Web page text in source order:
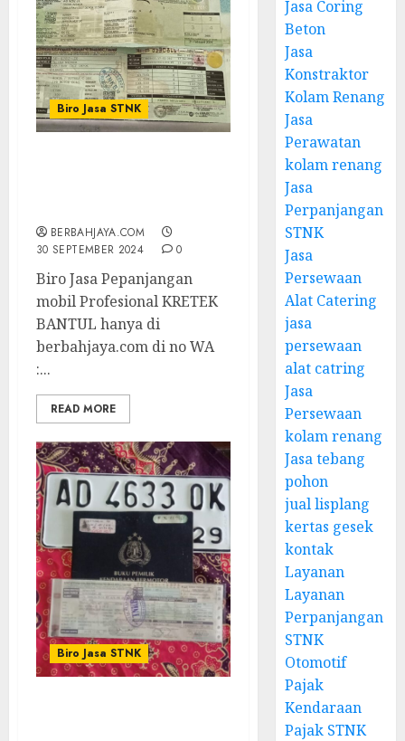
Biro Jasa STNK
BERBAHJAYA.COM
30 SEPTEMBER 2024
0
Biro Jasa Pepanjangan
mobil Profesional KRETEK
BANTUL hanya di
berbahjaya.com di no WA
:...
READ MORE
Biro Jasa STNK
Jasa Coring
Beton
Jasa
Konstraktor
Kolam Renang
Jasa
Perawatan
kolam renang
Jasa
Perpanjangan
STNK
Jasa
Persewaan
Alat Catering
jasa
persewaan
alat catring
Jasa
Persewaan
kolam renang
Jasa tebang
pohon
jual lisplang
kertas gesek
kontak
Layanan
Layanan
Perpanjangan
STNK
Otomotif
Pajak
Kendaraan
Pajak STNK